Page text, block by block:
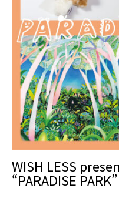
WISH LESS
“PARADISE PARK”